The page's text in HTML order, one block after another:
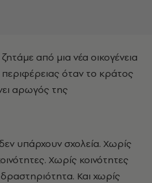
από μια νέα οικογένεια
όταν το κράτος
αρωγός της
υπάρχουν σχολεία. Χωρίς
Χωρίς κοινότητες
Και χωρίς